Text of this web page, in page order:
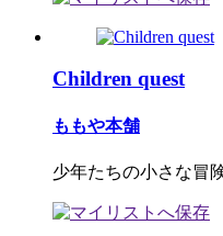
Children quest
ももや本舗
少年たちの小さな冒